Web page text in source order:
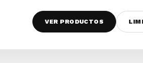
VER PRODUCTOS